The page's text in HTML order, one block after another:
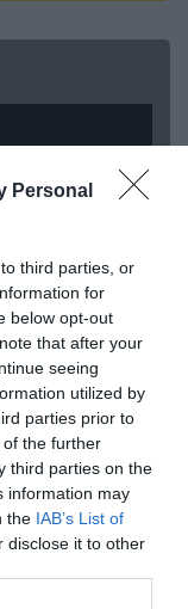
Personal
third parties, or
for
below opt-out
that after your
seeing
utilized by
parties prior to
the further
third parties on the
information may
the IAB’s List of
disclose it to other
ανάρτηση